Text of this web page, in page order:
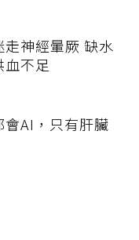
神經暈厥 缺水
不足
AI，只有肝臟